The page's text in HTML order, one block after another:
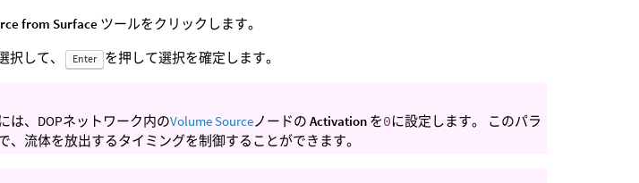
from Surface ツールをクリックします。
して、 Enter を押して選択を確定します。
は、DOPネットワーク内のVolume Source ノードのActivation を0に設定します。 このパラ
、流体を放出するタイミングを制御することができます。